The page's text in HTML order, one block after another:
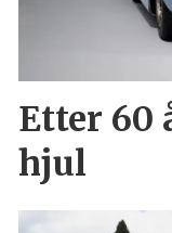
Etter 60
hjul